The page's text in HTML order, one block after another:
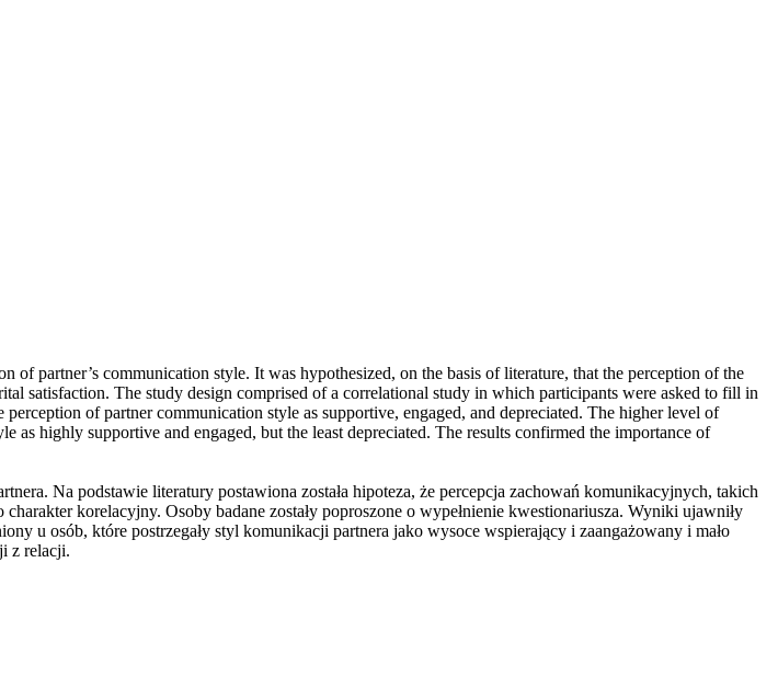
partner’s communication style. It was hypothesized, on the basis of literature, that the perception of the
satisfaction. The study design comprised of a correlational study in which participants were asked to fill in
of partner communication style as supportive, engaged, and depreciated. The higher level of
highly supportive and engaged, but the least depreciated. The results confirmed the importance of
Na podstawie literatury postawiona została hipoteza, że percepcja zachowań komunikacyjnych, takich
korelacyjny. Osoby badane zostały poproszone o wypełnienie kwestionariusza. Wyniki ujawniły
u osób, które postrzegały styl komunikacji partnera jako wysoce wspierający i zaangażowany i mało
z relacji.